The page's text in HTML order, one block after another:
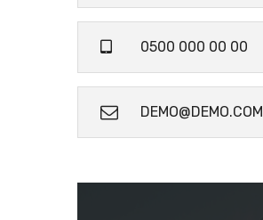
0500 000 00 00
DEMO@DEMO.COM